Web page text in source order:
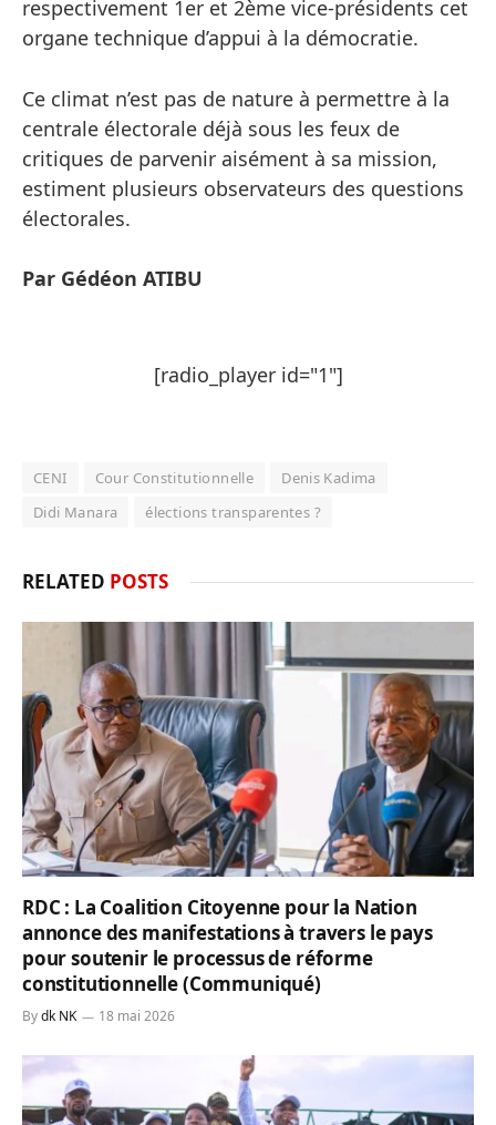
respectivement 1er et 2ème vice-présidents cet
organe technique d’appui à la démocratie.
Ce climat n’est pas de nature à permettre à la
centrale électorale déjà sous les feux de
critiques de parvenir aisément à sa mission,
estiment plusieurs observateurs des questions
électorales.
Par Gédéon ATIBU
[radio_player id="1"]
CENI Cour Constitutionnelle
Denis Kadima
Didi Manara
élections transparentes ?
RELATED POSTS
RDC : La Coalition Citoyenne pour la Nation
annonce des manifestations à travers le pays
pour soutenir le processus de réforme
constitutionnelle (Communiqué)
Bydk NK 18 mai 2026